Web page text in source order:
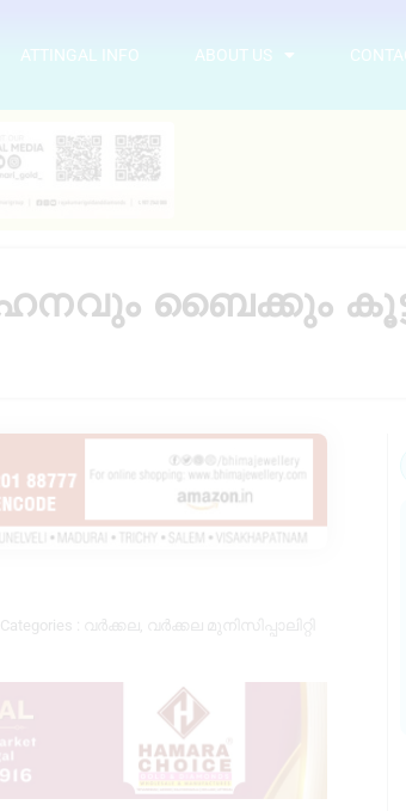
ATTINGAL INFO ABOUT US
ബൈക്കും
Categories : വർക്കല വർക്കല മുനിസിപ്പാലിറ്റി